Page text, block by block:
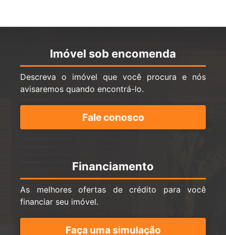
Imóvel sob encomenda
Descreva o imóvel que você procura e nós
avisaremos quando encontrá-lo.
Fale conosco
Financiamento
As melhores ofertas de crédito para você
financiar seu imóvel.
Faça uma simulação